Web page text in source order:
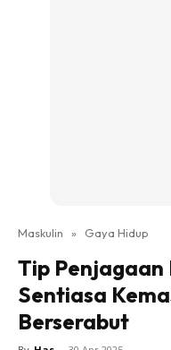
Maskulin » Gaya Hidup
Tip Penjagaan
Sentiasa
Berserabut